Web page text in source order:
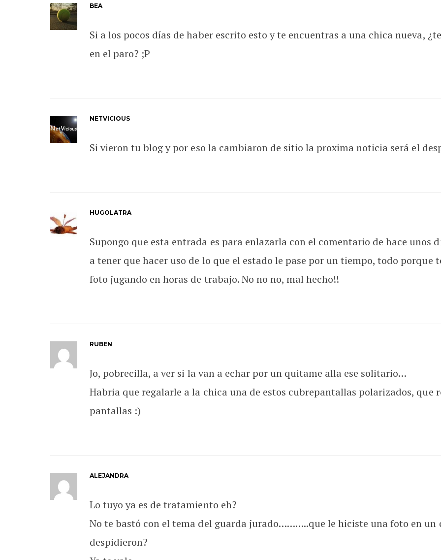
BEA
Si a los pocos días de haber escrito esto y te encuentras a una chica nueva,
en el paro? ;P
NETVICIOUS
Si vieron tu blog y por eso la cambiaron de sitio la proxima noticia será el
HUGOLATRA
Supongo que esta entrada es para enlazarla con el comentario de hace unos
a tener que hacer uso de lo que el estado le pase por un tiempo, todo porque
foto jugando en horas de trabajo. No no no, mal hecho!!
RUBEN
Jo, pobrecilla, a ver si la van a echar por un quitame alla ese solitario…
Habria que regalarle a la chica una de estos cubrepantallas polarizados, que
pantallas :)
ALEJANDRA
Lo tuyo ya es de tratamiento eh?
No te bastó con el tema del guarda jurado………..que le hiciste una foto en un
despidieron?